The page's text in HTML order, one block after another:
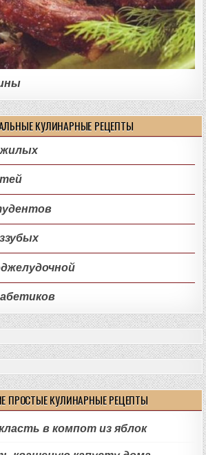
КУЛИНАРНЫЕ РЕЦЕПТЫ
ПРОСТЫЕ КУЛИНАРНЫЕ РЕЦЕПТЫ
в компот из яблок